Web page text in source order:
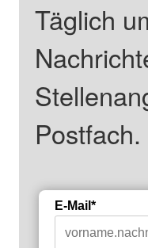
Täglich
Postfach.
E-Mail*